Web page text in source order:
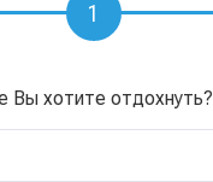
Вы хотите отдохнуть?
1